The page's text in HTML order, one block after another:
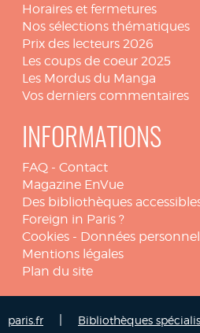
Horaires et fermetures
Nos sélections thématiques
Prix des lecteurs 2026
Les coups de coeur 2025
Les Mordus du Manga
Vos derniers commentaires
INFORMATIONS
FAQ - Contact
Magazine EnVue
Des bibliothèques
Foreign in Paris ?
Cookies - Données
Mentions légales
Plan du site
paris.fr Bibliothèques